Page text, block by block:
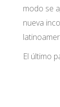
modo se
nueva
El último